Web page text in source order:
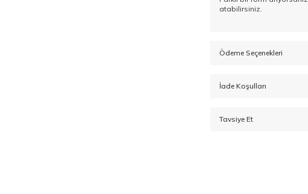
atabilirsiniz.
Ödeme Seçenekleri
İade Koşulları
Tavsiye Et